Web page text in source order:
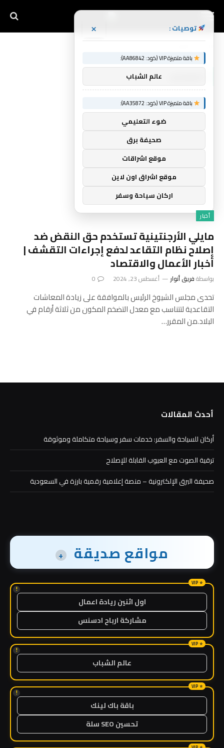
أخبار
مايلي الأرجنتينية تستخدم حق النقض ضد
إصلاح نظام التقاعد لدفع إجراءات التقشف |
أخبار الأعمال والاقتصاد
بواسطةفريق أنوار أغسطس 23, 2024 0
تحدى مجلس الشيوخ الرئيس بالموافقة على زيادة المعاشات
التقاعدية لتتناسب مع معدل التضخم المكون من ثلاثة أرقام في
البلاد.من المقرر…
أحدث المقالات
أركان للسياحة والسفر: خدمات سفر وسياحة متكاملة وموثوقة
ترقية الصوت مع العيوب القابلة للإصلاح
صحيفة البرق الإلكترونية – منصة إعلامية رقمية بارزة في السعودية
مواقع صديقة +
!
اول اثنين ريادة اعمال
مشاركة ارباح ادسنس
!
عالم الشباب
!
باقة باك لينك
تحسين SEO سلة
توصيات : ×
باقة متميزة VIP (كود: AA86842):
عالم الشباب
باقة متميزة VIP (كود: AA35872):
ضوء التعليمي
صحيفة برق
موقع اشراقات
موقع اشراق اون لاين
اركان سياحة وسفر